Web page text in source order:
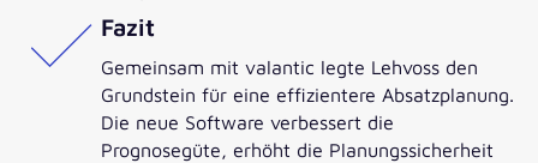
Fazit
Gemeinsam mit valantic legte Lehvoss den
Grundstein für eine effizientere Absatzplanung.
Die neue Software verbessert die
Prognosegüte, erhöht die Planungssicherheit